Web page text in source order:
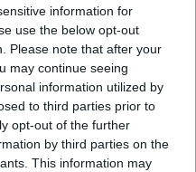
information for
use the below opt-out
Please note that after your
may continue seeing
information utilized by
to third parties prior to
opt-out of the further
by third parties on the
This information may
News
και μάθετε
Ελλάδα και τον κόσμο.